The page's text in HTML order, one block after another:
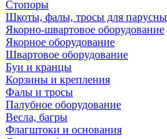
Стопоры
Шкоты, фалы, тросы для
Якорно-швартовое оборудование
Якорное оборудование
Швартовое оборудование
Буи и кранцы
Корзины и крепления
Фалы и тросы
Палубное оборудование
Весла, багры
Флагштоки и основания